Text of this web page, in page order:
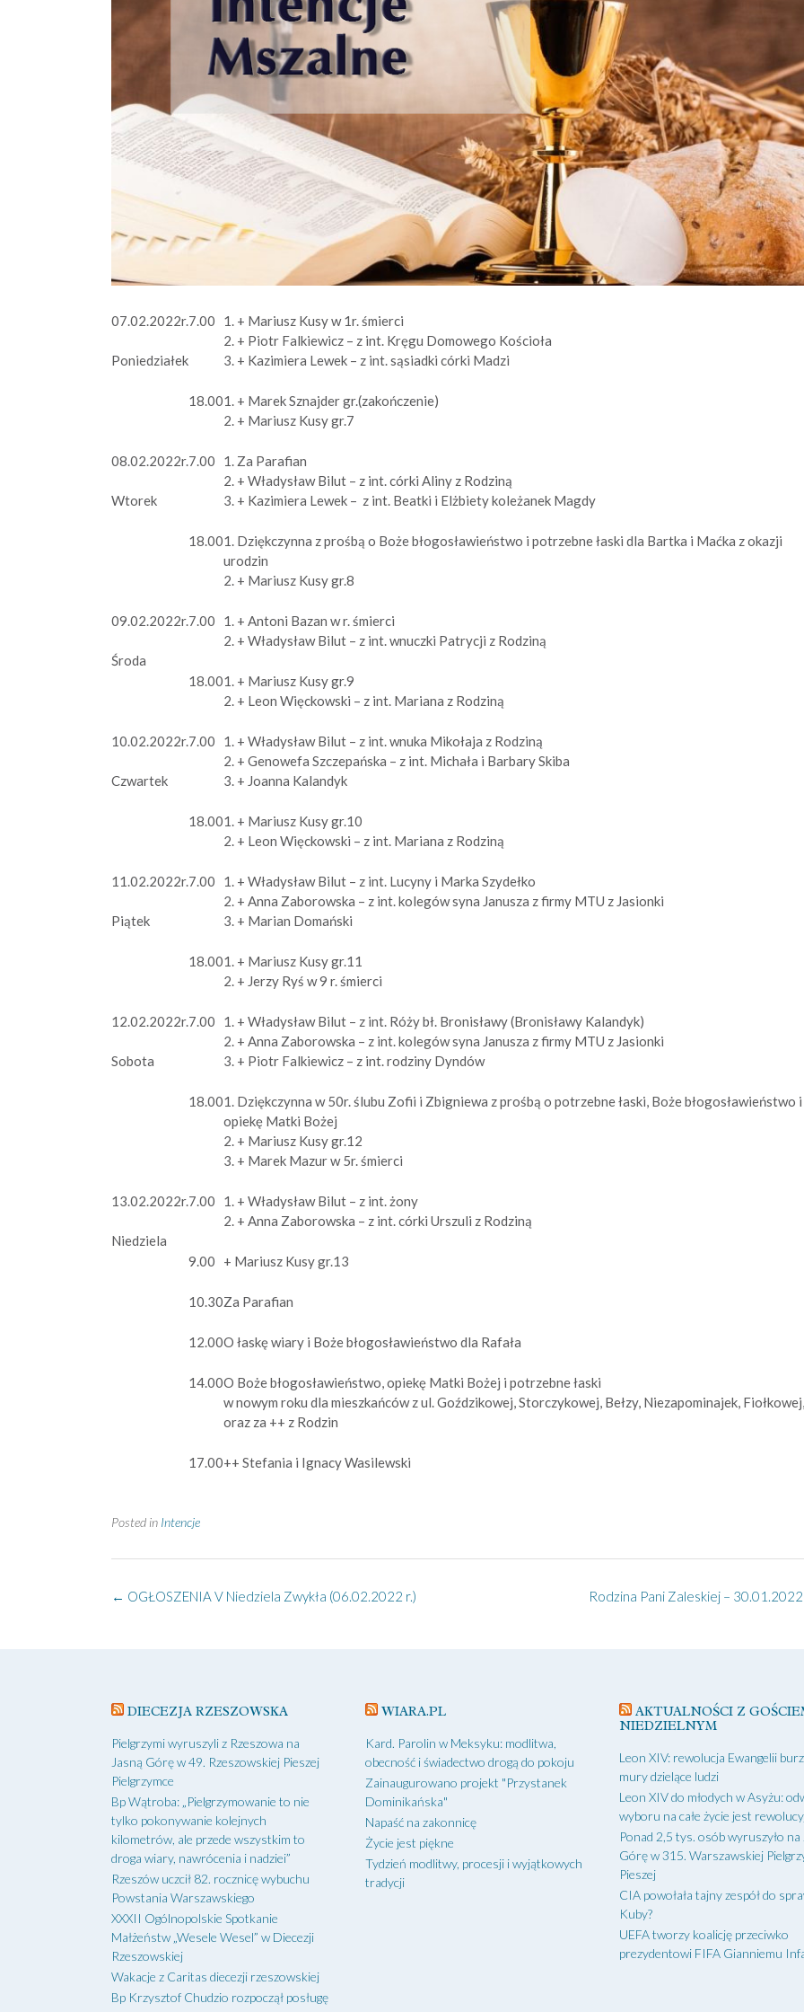
07.02.2022r.
Poniedziałek
7.00
1. + Mariusz Kusy w 1r. śmierci
2. + Piotr Falkiewicz – z int. Kręgu Domowego Kościoła
3. + Kazimiera Lewek – z int. sąsiadki córki Madzi
18.001. + Marek Sznajder gr.(zakończenie)
2. + Mariusz Kusy gr.7
08.02.2022r.
Wtorek
7.00
1. Za Parafian
2. + Władysław Bilut – z int. córki Aliny z Rodziną
3. + Kazimiera Lewek – z int. Beatki i Elżbiety koleżanek Magdy
18.001. Dziękczynna z prośbą o Boże błogosławieństwo i potrzebne łaski dla Bartka i Maćka z okazji
urodzin
2. + Mariusz Kusy gr.8
09.02.2022r.
Środa
7.00
1. + Antoni Bazan w r. śmierci
2. + Władysław Bilut – z int. wnuczki Patrycji z Rodziną
18.001. + Mariusz Kusy gr.9
2. + Leon Więckowski – z int. Mariana z Rodziną
10.02.2022r.
Czwartek
7.00
1. + Władysław Bilut – z int. wnuka Mikołaja z Rodziną
2. + Genowefa Szczepańska – z int. Michała i Barbary Skiba
3. + Joanna Kalandyk
18.001. + Mariusz Kusy gr.10
2. + Leon Więckowski – z int. Mariana z Rodziną
11.02.2022r.
Piątek
7.00
1. + Władysław Bilut – z int. Lucyny i Marka Szydełko
2. + Anna Zaborowska – z int. kolegów syna Janusza z firmy MTU z Jasionki
3. + Marian Domański
18.001. + Mariusz Kusy gr.11
2. + Jerzy Ryś w 9 r. śmierci
12.02.2022r.
Sobota
7.00
1. + Władysław Bilut – z int. Róży bł. Bronisławy (Bronisławy Kalandyk)
2. + Anna Zaborowska – z int. kolegów syna Janusza z firmy MTU z Jasionki
3. + Piotr Falkiewicz – z int. rodziny Dyndów
18.001. Dziękczynna w 50r. ślubu Zofii i Zbigniewa z prośbą o potrzebne łaski, Boże błogosławieństwo i
opiekę Matki Bożej
2. + Mariusz Kusy gr.12
3. + Marek Mazur w 5r. śmierci
13.02.2022r.
Niedziela
7.00
1. + Władysław Bilut – z int. żony
2. + Anna Zaborowska – z int. córki Urszuli z Rodziną
9.00 + Mariusz Kusy gr.13
10.30Za Parafian
12.00O łaskę wiary i Boże błogosławieństwo dla Rafała
14.00O Boże błogosławieństwo, opiekę Matki Bożej i potrzebne łaski
w nowym roku dla mieszkańców z ul. Goździkowej, Storczykowej, Bełzy, Niezapominajek, Fiołkowej,
oraz za ++ z Rodzin
17.00++ Stefania i Ignacy Wasilewski
Posted in Intencje
Post
Rodzina Pani Zaleskiej – 30.01.2022
← OGŁOSZENIA V Niedziela Zwykła (06.02.2022 r.)
DIECEZJA RZESZOWSKA
Pielgrzymi wyruszyli z Rzeszowa na
Jasną Górę w 49. Rzeszowskiej Pieszej
Pielgrzymce
Bp Wątroba: „Pielgrzymowanie to nie
tylko pokonywanie kolejnych
kilometrów, ale przede wszystkim to
droga wiary, nawrócenia i nadziei”
Rzeszów uczcił 82. rocznicę wybuchu
Powstania Warszawskiego
XXXII Ogólnopolskie Spotkanie
Małżeństw „Wesele Wesel” w Diecezji
Rzeszowskiej
Wakacje z Caritas diecezji rzeszowskiej
Bp Krzysztof Chudzio rozpoczął posługę
WIARA.PL
Kard. Parolin w Meksyku: modlitwa,
obecność i świadectwo drogą do pokoju
Zainaugurowano projekt "Przystanek
Dominikańska"
Napaść na zakonnicę
Życie jest piękne
Tydzień modlitwy, procesji i wyjątkowych
tradycji
AKTUALNOŚCI Z
NIEDZIELNYM
Leon XIV: rewolucja Ewangelii
mury dzielące ludzi
Leon XIV do młodych w Asyżu:
wyboru na całe życie jest
Ponad 2,5 tys. osób wyruszyło na
Górę w 315. Warszawskiej
Pieszej
CIA powołała tajny zespół do
Kuby?
UEFA tworzy koalicję przeciwko
prezydentowi FIFA Gianniemu